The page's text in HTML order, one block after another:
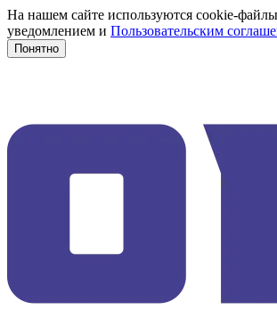
На нашем сайте используются cookie-
уведомлением и Пользовательским
Понятно